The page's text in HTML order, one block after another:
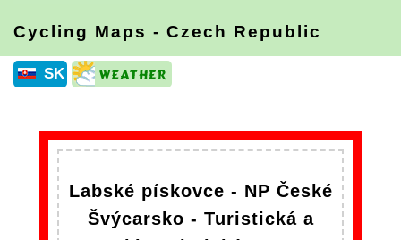
Cycling Maps - Czech Republic
SK
Labské pískovce - NP České
Švýcarsko - Turistická a